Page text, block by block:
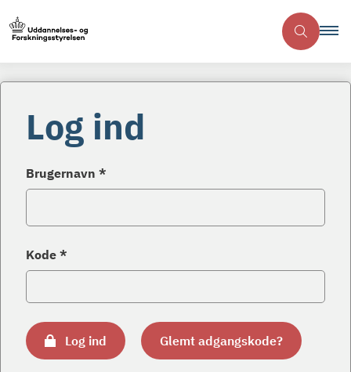
Log ind
Brugernavn *
Kode *
Log ind Glemt adgangskode?